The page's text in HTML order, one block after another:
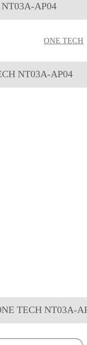
AP04
ONE TECH
NT03A-AP04
TECH NT03A-